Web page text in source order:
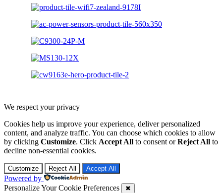
We respect your privacy
Cookies help us improve your experience, deliver personalized
content, and analyze traffic. You can choose which cookies to allow
by clicking Customize. Click Accept All to consent orReject All to
decline non-essential cookies.
Customize Reject All Accept All
Powered by
Personalize Your Cookie Preferences
✖